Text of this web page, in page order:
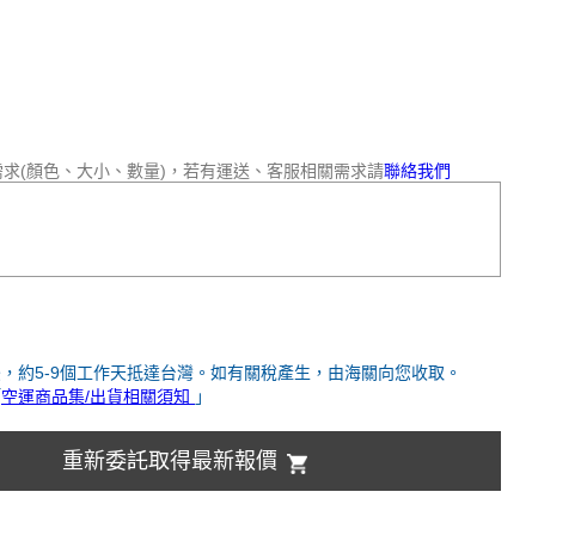
(顏色、大小、數量)，若有運送、客服相關需求請聯絡我們
約5-9個工作天抵達台灣。如有關稅產生，由海關向您收取。
空運商品集/出貨相關須知 」
重新委託取得最新報價